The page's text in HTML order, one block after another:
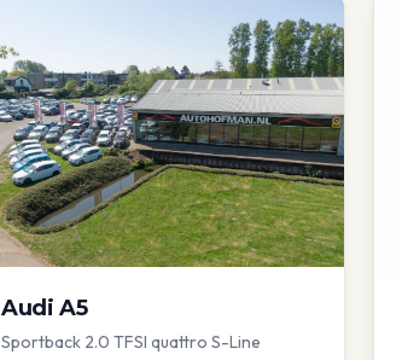
Audi A5
Sportback 2.0 TFSI quattro S-Line